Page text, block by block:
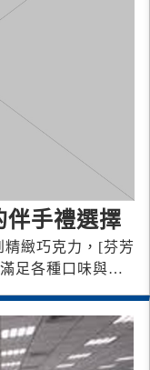
伴手禮選擇
精緻巧克力，[芬芳
足各種口味與需